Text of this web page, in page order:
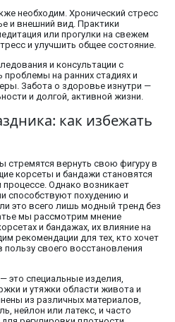
необходим. Хронический стресс
и внешний вид. Практики
или прогулки на свежем
и улучшить общее состояние.
и консультации с
на ранних стадиях и
Забота о здоровье изнутри —
и долгой, активной жизни.
как избежать
вернуть свою фигуру в
корсеты и бандажи становятся
Однако возникает
способствуют похудению и
это всего лишь модный тренд без
мы рассмотрим мнение
и бандажах, их влияние на
рекомендации для тех, кто хочет
своего восстановления
это специальные изделия,
и утяжки области живота и
из различных материалов,
нейлон или латекс, и часто